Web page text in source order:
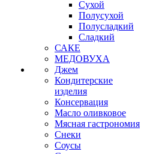
Сухой
Полусухой
Полусладкий
Сладкий
САКЕ
МЕДОВУХА
Джем
Кондитерские
изделия
Консервация
Масло оливковое
Мясная гастрономия
Снеки
Соусы